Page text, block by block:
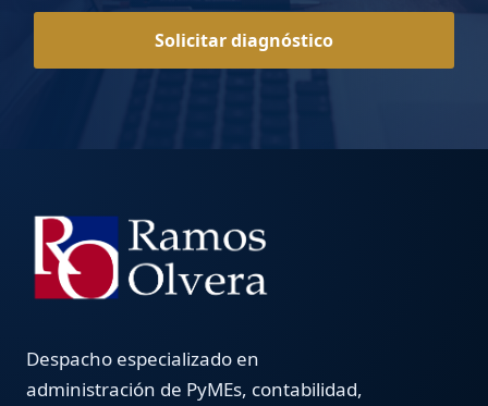
Solicitar diagnóstico
Despacho especializado en
administración de PyMEs, contabilidad,